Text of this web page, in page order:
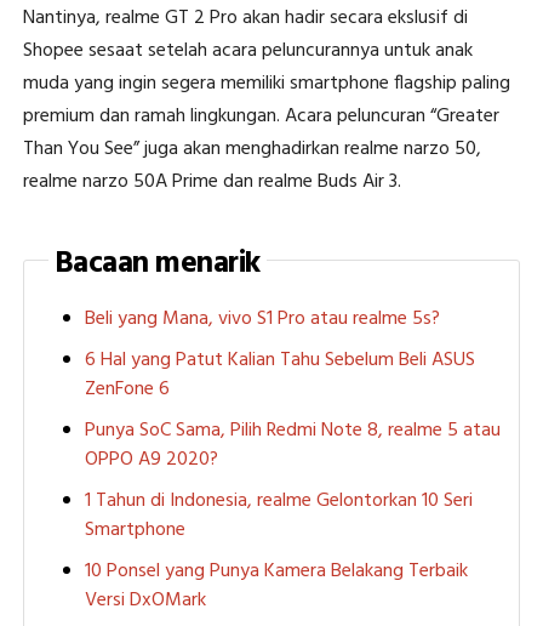
Nantinya, realme GT 2 Pro akan hadir secara ekslusif di
Shopee sesaat setelah acara peluncurannya untuk anak
muda yang ingin segera memiliki smartphone flagship paling
premium dan ramah lingkungan. Acara peluncuran “Greater
Than You See” juga akan menghadirkan realme narzo 50,
realme narzo 50A Prime dan realme Buds Air 3.
Bacaan menarik
Beli yang Mana, vivo S1 Pro atau realme 5s?
6 Hal yang Patut Kalian Tahu Sebelum Beli ASUS
ZenFone 6
Punya SoC Sama, Pilih Redmi Note 8, realme 5 atau
OPPO A9 2020?
1 Tahun di Indonesia, realme Gelontorkan 10 Seri
Smartphone
10 Ponsel yang Punya Kamera Belakang Terbaik
Versi DxOMark